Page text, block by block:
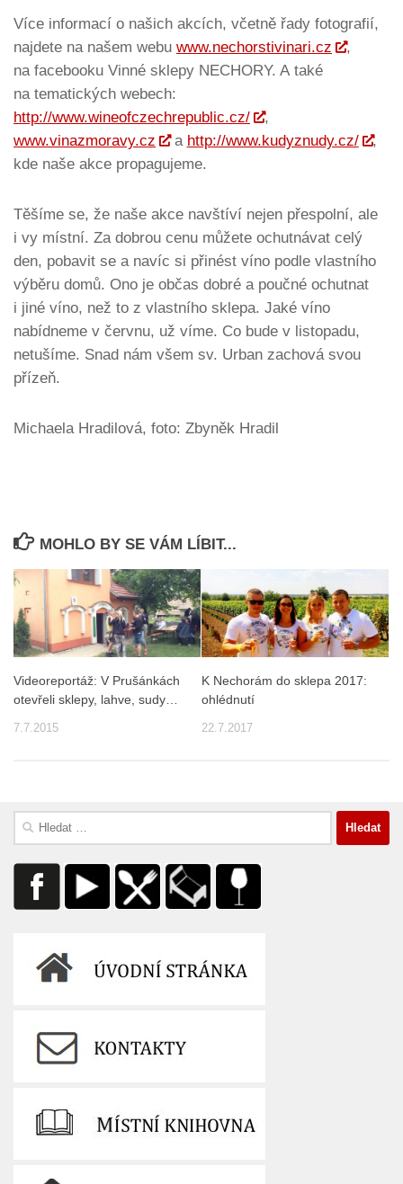
Více informací o našich akcích, včetně řady fotografií,
najdete na našem webu www.nechorstivinari.cz
,
na facebooku Vinné sklepy NECHORY. A také
na tematických webech:
http://www.wineofczechrepublic.cz/
,
www.vinazmoravy.cz
a http://www.kudyznudy.cz/
,
kde naše akce propagujeme.
Těšíme se, že naše akce navštíví nejen přespolní, ale
i vy místní. Za dobrou cenu můžete ochutnávat celý
den, pobavit se a navíc si přinést víno podle vlastního
výběru domů. Ono je občas dobré a poučné ochutnat
i jiné víno, než to z vlastního sklepa. Jaké víno
nabídneme v červnu, už víme. Co bude v listopadu,
netušíme. Snad nám všem sv. Urban zachová svou
přízeň.
Michaela Hradilová, foto: Zbyněk Hradil
MOHLO BY SE VÁM LÍBIT...
Videoreportáž: V Prušánkách
otevřeli sklepy, lahve, sudy…
7.7.2015
K Nechorám do sklepa 2017:
ohlédnutí
22.7.2017
Vyhledávání